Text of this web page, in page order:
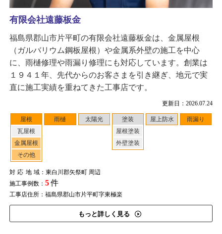
更新日：2026.07.24
屋根
瓦屋根
金属屋根
その他
雨樋 太陽光
塗装
屋根塗装
外壁塗装
屋上防水 雨漏り
対応地域：東白川郡矢祭町 周辺
施工事例数： 5件
工事店住所：福島県郡山市片平町字東極楽
もっと詳しく見る
有限会社遠藤板金
福島県郡山市片平町の有限会社遠藤板金は、金属屋根
（ガルバリウム鋼板屋根）や金属系外壁の施工を中心
に、雨樋修理や雨漏り修理にも対応しています。創業は
１９４１年、先代からのお客さまを引き継ぎ、地元で実
直に施工実績を重ねてきた工事店です。